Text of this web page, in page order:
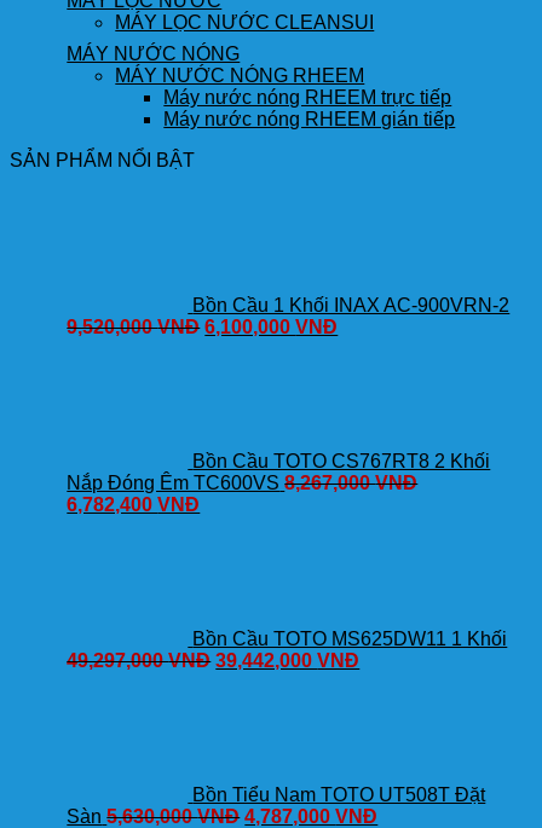
MÁY LỌC NƯỚC CLEANSUI
MÁY NƯỚC NÓNG
MÁY NƯỚC NÓNG RHEEM
Máy nước nóng RHEEM trực tiếp
Máy nước nóng RHEEM gián tiếp
SẢN PHẨM NỔI BẬT
Bồn Cầu 1 Khối INAX AC-900VRN-2
9,520,000VNĐ 6,100,000VNĐ
Bồn Cầu TOTO CS767RT8 2 Khối
Nắp Đóng Êm TC600VS 8,267,000VNĐ
6,782,400VNĐ
Bồn Cầu TOTO MS625DW11 1 Khối
49,297,000VNĐ 39,442,000VNĐ
Bồn Tiểu Nam TOTO UT508T Đặt
Sàn 5,630,000VNĐ 4,787,000VNĐ